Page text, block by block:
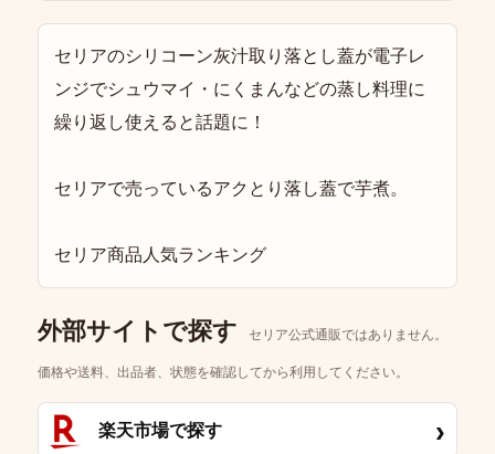
セリアのシリコーン灰汁取り落とし蓋が電子レ
ンジでシュウマイ・にくまんなどの蒸し料理に
繰り返し使えると話題に！
セリアで売っているアクとり落し蓋で芋煮。
セリア商品人気ランキング
外部サイトで探す セリア公式通販ではありません。
価格や送料、出品者、状態を確認してから利用してください。
楽天市場で探す ›